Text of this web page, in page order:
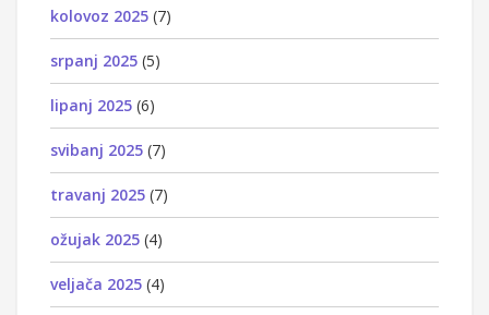
kolovoz 2025 (7)
srpanj 2025 (5)
lipanj 2025 (6)
svibanj 2025 (7)
travanj 2025 (7)
ožujak 2025 (4)
veljača 2025 (4)